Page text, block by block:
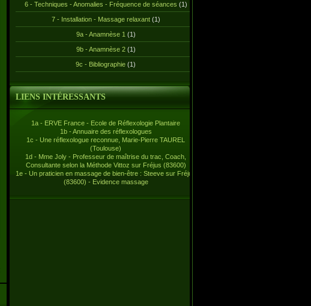
6 - Techniques - Anomalies - Fréquence de séances (1)
7 - Installation - Massage relaxant(1)
9a - Anamnèse 1 (1)
9b - Anamnèse 2(1)
9c - Bibliographie (1)
LIENS INTÉRESSANTS
1a - ERVE France - Ecole de Réflexologie Plantaire
1b - Annuaire des réflexologues
1c - Une réflexologue reconnue, Marie-Pierre TAUREL
(Toulouse)
1d - Mme Joly - Professeur de maîtrise du trac, Coach,
Consultante selon la Méthode Vittoz sur Fréjus (83600)
1e - Un praticien en massage de bien-être : Steeve sur Fréjus
(83600) - Evidence massage